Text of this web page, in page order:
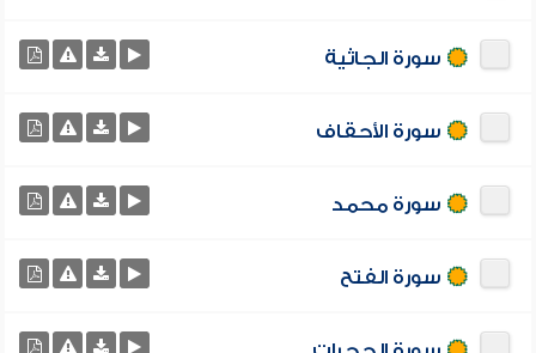
سورة الجاثية
سورة الأحقاف
سورة محمد
سورة الفتح